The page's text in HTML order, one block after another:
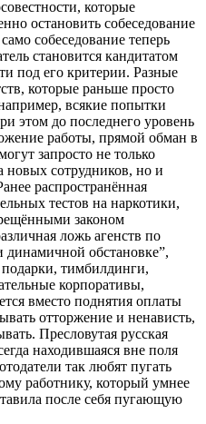
которые
остановить собеседование
собеседование теперь
становится кандитатом
под его критерии. Разные
которые раньше просто
всякие попытки
этом до последнего уровень
работы, прямой обман в
запросто не только
новых сотрудников, но и
распространённая
тестов на наркотики,
законом
ложь агенств по
динамичной обстановке”,
тимбилдинги,
корпоративы,
вместо поднятия оплаты
отторжение и ненависть,
Пресловутая русская
находившаяся вне поля
так любят пугать
работнику, который умнее
после себя пугающую